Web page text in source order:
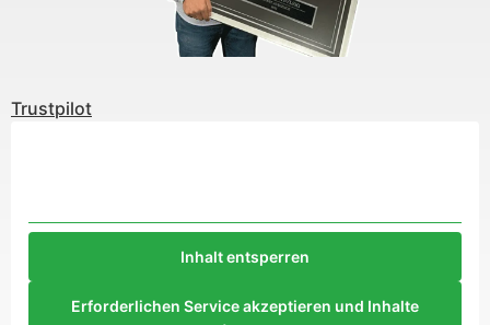
Trustpilot
Inhalt entsperren
Erforderlichen Service akzeptieren und Inhalte